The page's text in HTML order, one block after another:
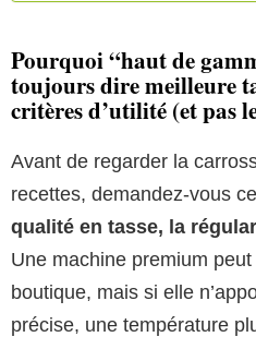
Pourquoi “haut de
toujours dire meilleure
critères d’utilité (et pas
Avant de regarder la
recettes, demandez-vous
qualité en tasse, la
Une machine premium
boutique, mais si elle
précise, une température